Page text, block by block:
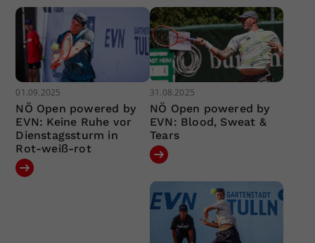
01.09.2025
NÖ Open powered by
EVN: Keine Ruhe vor
Dienstagssturm in
Rot-weiß-rot
31.08.2025
NÖ Open powered by
EVN: Blood, Sweat &
Tears